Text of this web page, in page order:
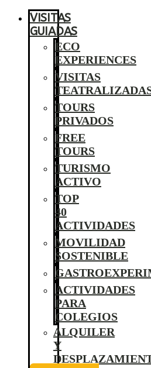
VISITAS
GUIADAS
ECO
EXPERIENCES
VISITAS
TOURS
PRIVADOS
FREE
TOURS
TURISMO
ACTIVO
TOP
40
ACTIVIDADES
MOVILIDAD
SOSTENIBLE
ACTIVIDADES
PARA
COLEGIOS
ALQUILER
Y